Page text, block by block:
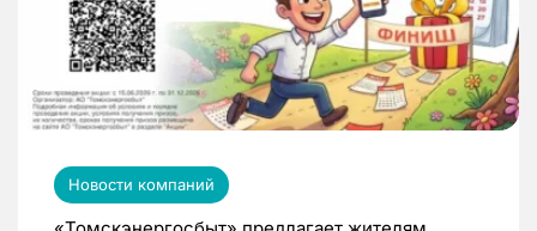
Новости компаний